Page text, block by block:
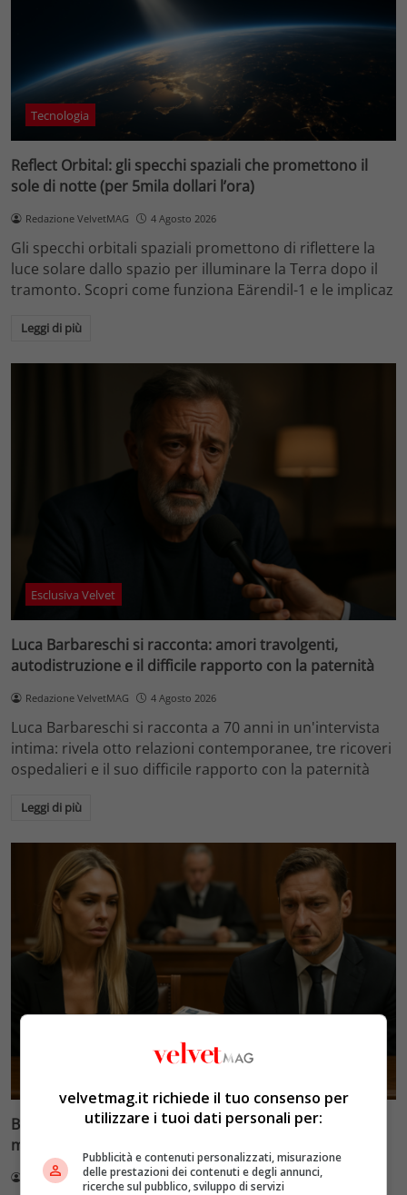
Tecnologia
Reflect Orbital: gli specchi spaziali che promettono il
sole di notte (per 5mila dollari l’ora)
Redazione VelvetMAG 4 Agosto 2026
Gli specchi orbitali spaziali promettono di riflettere la
luce solare dallo spazio per illuminare la Terra dopo il
tramonto. Scopri come funziona Eärendil-1 e le implicaz
Leggi di più
Esclusiva Velvet
Luca Barbareschi si racconta: amori travolgenti,
autodistruzione e il difficile rapporto con la paternità
Redazione VelvetMAG 4 Agosto 2026
Luca Barbareschi si racconta a 70 anni in un'intervista
intima: rivela otto relazioni contemporanee, tre ricoveri
ospedalieri e il suo difficile rapporto con la paternità
Leggi di più
Blasi vs Totti: il giudice riduce l’assegno di
mantenimento a 10.900 euro
Redazione VelvetMAG 4 Agosto 2026
velvetmag.it richiede il tuo consenso per
utilizzare i tuoi dati personali per:
Pubblicità e contenuti personalizzati, misurazione
delle prestazioni dei contenuti e degli annunci,
ricerche sul pubblico, sviluppo di servizi